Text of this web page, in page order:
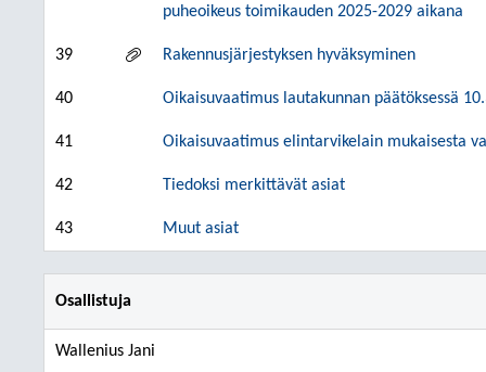
puheoikeus toimikauden 2025-2029 aikana
39 Rakennusjärjestyksen hyväksyminen
40 Oikaisuvaatimus lautakunnan päätöksessä
41 Oikaisuvaatimus elintarvikelain mukaisesta
42 Tiedoksi merkittävät asiat
43 Muut asiat
Osallistuja
Wallenius Jani